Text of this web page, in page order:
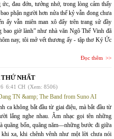
đau đớn, tưởng nhớ, trong lòng cảm thấy
phận người hơn nửa thế kỷ vẫn đong chưa
ấy vẫn miên man xô đẩy trên trang sử đầy
giờ lành” như nhà văn Ngô Thế Vinh đã
nay, tôi mở vết thương ấy - tập thơ Ký Ức
Đọc thêm
NHẤT
6:41 CH (Xem: 8506)
TN &amp; The Band from Suno AI
ca không bắt đầu từ giai điệu, mà bắt đầu từ
lắng nghe nhau. Âm nhạc gọi tên những
quãng bốn, quãng năm—những bước đi giữa
xa, khi chênh vênh như một lời chưa nói